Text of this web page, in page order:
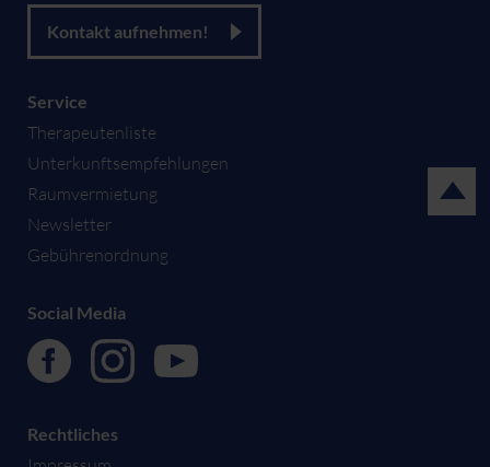
Kontakt aufnehmen!
Service
Therapeutenliste
Unterkunftsempfehlungen
Raumvermietung
Newsletter
Gebührenordnung
Social Media
Rechtliches